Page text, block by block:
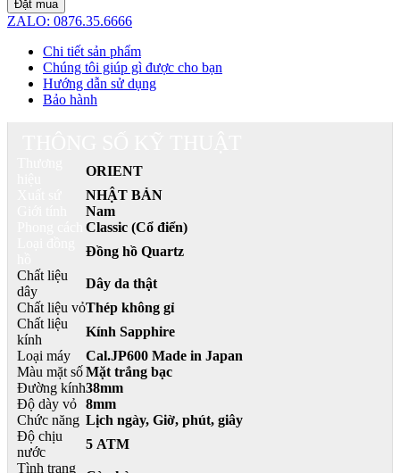
Đặt mua
ZALO: 0876.35.6666
Chi tiết sản phẩm
Chúng tôi giúp gì được cho bạn
Hướng dẫn sử dụng
Bảo hành
ORIENT
NHẬT BẢN
Nam
Classic (Cổ điển)
Đồng hồ Quartz
Chất liệu
dây
Dây da thật
Chất liệu vỏThép không gỉ
Chất liệu
kính
Kính Sapphire
Loại máy
Cal.JP600 Made in Japan
Màu mặt sốMặt trắng bạc
Đường kính38mm
Độ dày vỏ 8mm
Chức năng Lịch ngày, Giờ, phút, giây
Độ chịu
nước
5 ATM
Tình trạng